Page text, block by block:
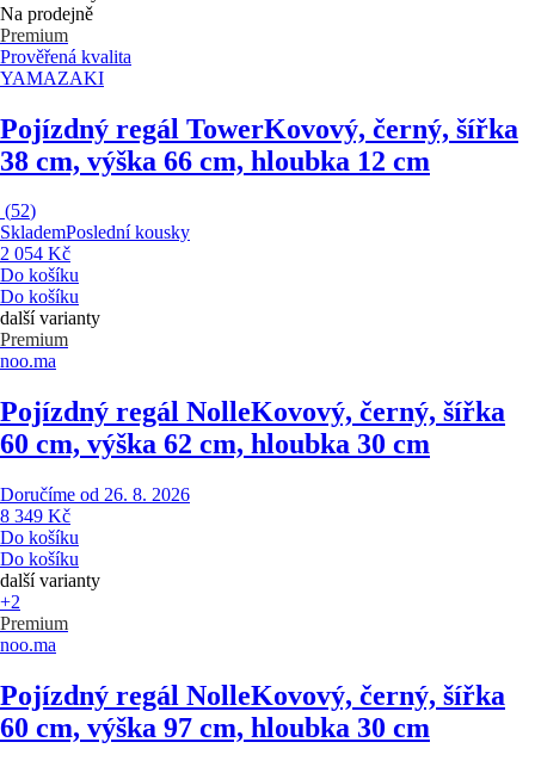
Na prodejně
Premium
Prověřená kvalita
YAMAZAKI
Pojízdný regál TowerKovový, černý, šířka
38 cm, výška 66 cm, hloubka 12 cm
(52)
SklademPoslední kousky
2 054 Kč
Do košíku
Do košíku
další varianty
Premium
noo.ma
Pojízdný regál NolleKovový, černý, šířka
60 cm, výška 62 cm, hloubka 30 cm
Doručíme od 26. 8. 2026
8 349 Kč
Do košíku
Do košíku
další varianty
+2
Premium
noo.ma
Pojízdný regál NolleKovový, černý, šířka
60 cm, výška 97 cm, hloubka 30 cm